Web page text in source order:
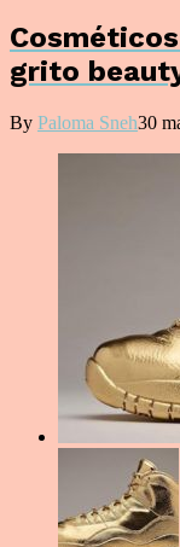
grito
By Paloma Sneh30